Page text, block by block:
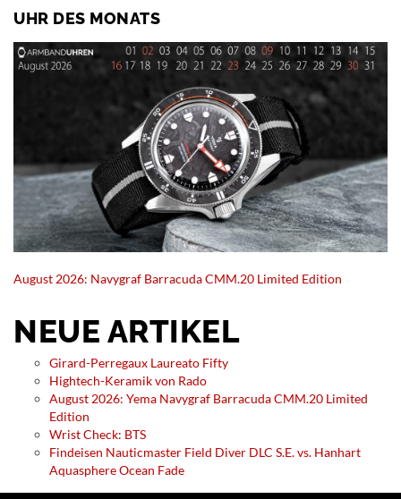
UHR DES MONATS
August 2026: Navygraf Barracuda CMM.20 Limited Edition
NEUE ARTIKEL
Girard-Perregaux Laureato Fifty
Hightech-Keramik von Rado
August 2026: Yema Navygraf Barracuda CMM.20 Limited
Edition
Wrist Check: BTS
Findeisen Nauticmaster Field Diver DLC S.E. vs. Hanhart
Aquasphere Ocean Fade